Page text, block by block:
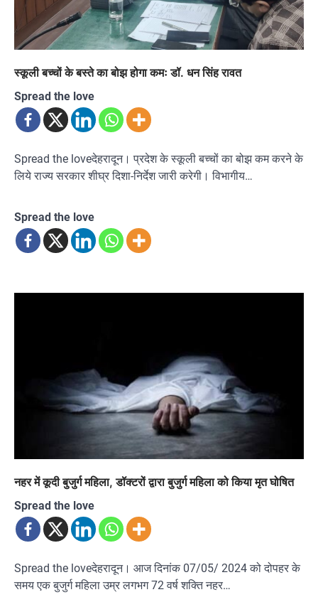
स्कूली बच्चों के बस्ते का बोझ होगा कमः डॉ. धन सिंह रावत
Spread the love
Spread the loveदेहरादून। प्रदेश के स्कूली बच्चों का बोझ कम करने के
लिये राज्य सरकार शीघ्र दिशा-निर्देश जारी करेगी। विभागीय…
Spread the love
नहर में कूदी बुजुर्ग महिला, डॉक्टरों द्वारा बुजुर्ग महिला को किया मृत घोषित
Spread the love
Spread the loveदेहरादून। आज दिनांक 07/05/ 2024 को दोपहर के
समय एक बुजुर्ग महिला उम्र लगभग 72 वर्ष शक्ति नहर…